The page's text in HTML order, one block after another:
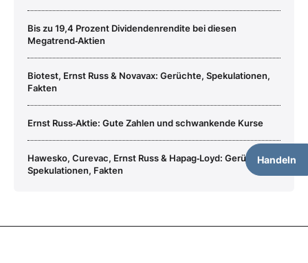
Handeln
Bis zu 19,4 Prozent Dividendenrendite bei diesen
Megatrend‑Aktien
Biotest, Ernst Russ & Novavax: Gerüchte, Spekulationen,
Fakten
Ernst Russ‑Aktie: Gute Zahlen und schwankende Kurse
Hawesko, Curevac, Ernst Russ & Hapag‑Loyd: Gerüchte,
Spekulationen, Fakten